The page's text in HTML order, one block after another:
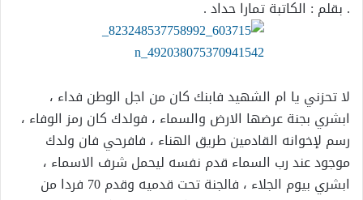
. بقلم : الكاتبة تمارا حداد .
لا تحزني يا ام الشهيد فابنك كان من اجل الوطن فداء ،
ابشري بجنة عرضها الارض والسماء ، فولدك كان رمز الوفاء ،
رسم لإخوانه القادمين طريق الهناء ، فافرحي فان ولدك
موجود عند رب السماء قدم نفسه ليحمل شرف الاسماء ،
ابشري بيوم الجلاء ، فالجنة تحت قدميه وقدم 70 فردا من